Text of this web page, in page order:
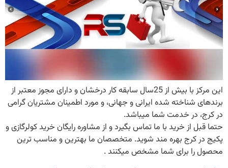
این مرکز با بیش از 25سال سابقه کار درخشان و دارای مجوز معتبر از
برندهای شناخته شده ایرانی و جهانی، و مورد اطمینان مشتریان گرامی
در کرج، در خدمت شما میباشد.
حتما قبل از خرید با ما تماس بگیرد و از مشاوره رایگان خرید کولرگازی و
پکیج در کرج بهره مند شوید. متخصصان ما بهترین و مناسب ترین
محصول را برای شما مشخص میکنند .